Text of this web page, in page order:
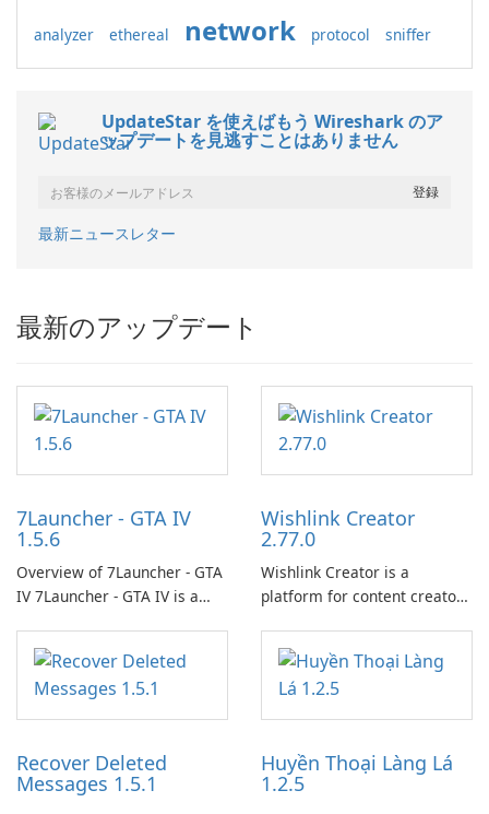
analyzer ethereal network protocol sniffer
UpdateStar を使えばもう Wireshark のア
ップデートを見逃すことはありません
最新ニュースレター
最新のアップデート
7Launcher - GTA IV
1.5.6
Overview of 7Launcher - GTA
IV 7Launcher - GTA IV is a
application designed to
optimize the gaming
experience for Grand Theft
Auto IV.
Wishlink Creator
2.77.0
Wishlink Creator is a
platform for content creators
work through built-in brand
partnerships and integrated
tools for content distribution
and audience engagement.
Recover Deleted
Messages 1.5.1
Huyền Thoại Làng Lá
1.2.5